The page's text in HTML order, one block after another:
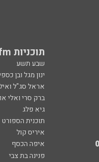
תוכניות 103fm
שבע תשע
ינון מגל ובן
אראל סג"ל
ברק סרי ואלי
גיא פלג
תוכנית הספורט
איריס קול
איפה הכסף
פנינה בת צבי